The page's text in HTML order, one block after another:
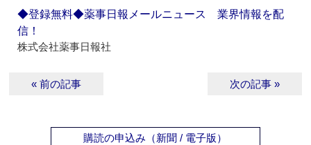
◆登録無料◆薬事日報メールニュース 業界情報を配
信！
株式会社薬事日報社
« 前の記事 次の記事 »
購読の申込み（新聞 / 電子版）